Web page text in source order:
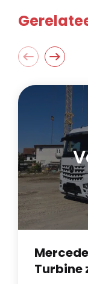
Turbine